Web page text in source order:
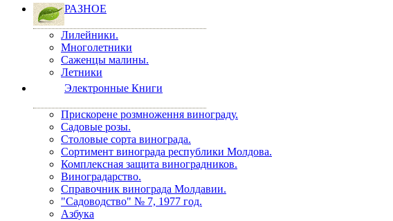
РАЗНОЕ
Лилейники.
Многолетники
Саженцы малины.
Летники
Электронные Книги
Прискорене розмноження винограду.
Садовые розы.
Столовые сорта винограда.
Сортимент винограда республики Молдова.
Комплексная защита виноградников.
Виноградарство.
Справочник винограда Молдавии.
"Садоводство" № 7, 1977 год.
Азбука